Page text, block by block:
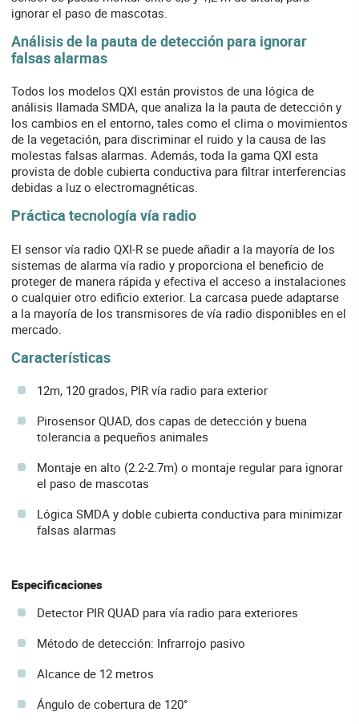
ignorar el paso de mascotas.
Análisis de la pauta de detección para ignorar
falsas alarmas
Todos los modelos QXI están provistos de una lógica de
análisis llamada SMDA, que analiza la la pauta de detección y
los cambios en el entorno, tales como el clima o movimientos
de la vegetación, para discriminar el ruido y la causa de las
molestas falsas alarmas. Además, toda la gama QXI esta
provista de doble cubierta conductiva para filtrar interferencias
debidas a luz o electromagnéticas.
Práctica tecnología vía radio
El sensor vía radio QXI-R se puede añadir a la mayoría de los
sistemas de alarma vía radio y proporciona el beneficio de
proteger de manera rápida y efectiva el acceso a instalaciones
o cualquier otro edificio exterior. La carcasa puede adaptarse
a la mayoría de los transmisores de vía radio disponibles en el
mercado.
Características
12m, 120 grados, PIR vía radio para exterior
Pirosensor QUAD, dos capas de detección y buena
tolerancia a pequeños animales
Montaje en alto (2.2-2.7m) o montaje regular para ignorar
el paso de mascotas
Lógica SMDA y doble cubierta conductiva para minimizar
falsas alarmas
Especificaciones
Detector PIR QUAD para vía radio para exteriores
Método de detección: Infrarrojo pasivo
Alcance de 12 metros
Ángulo de cobertura de 120°